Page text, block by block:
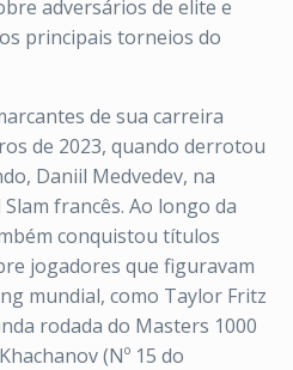
adversários de elite e
principais torneios do
de sua carreira
de 2023, quando derrotou
Daniil Medvedev, na
francês. Ao longo da
conquistou títulos
jogadores que figuravam
mundial, como Taylor Fritz
rodada do Masters 1000
(Nº 15 do